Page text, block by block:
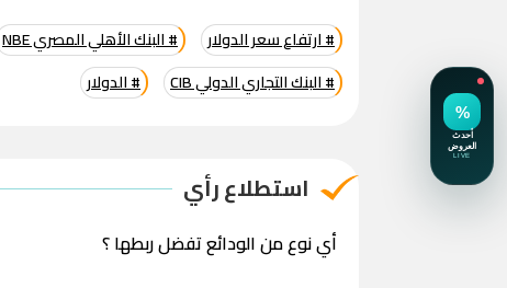
# ارتفاع سعر الدولار # البنك الأهلي المصري NBE
# البنك التجاري الدولي CIB
# الدولار
استطلاع رأي
أي نوع من الودائع تفضل ربطها ؟